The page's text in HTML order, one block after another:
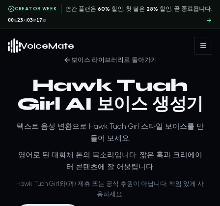
CREATOR WEEK 연간 플랜은60% 할인, 첫 달은 25% 할인. 곧 종료됩니다.
00일23시 03분17초
VoiceMate
보이스 라이브러리로 돌아가기
Hawk Tuah
Girl AI 보이스 생성기
텍스트 음성 변환으로 Hawk Tuah Girl 스타일 보이스를 만
들어 보세요.
영어로 된 대화체 톤의 목소리입니다. 짧은 훅과 크리에이
터 콘텐츠에 잘 어울립니다.
Hawk Tuah Girl와(과) 제휴 또는 공식 후원이 아닙니다. 책임 있게 사
용하세요.